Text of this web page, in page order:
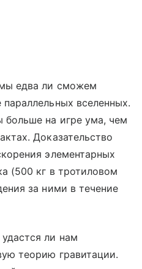
едва ли сможем
вселенных.
больше на игре ума, чем
Доказательство
элементарных
(500 кг в тротиловом
за ними в течение
ли нам
теорию гравитации.